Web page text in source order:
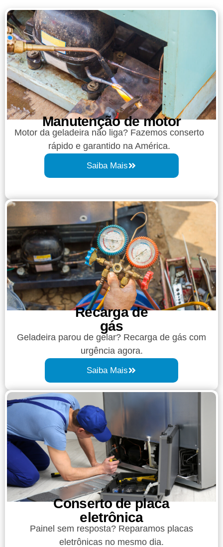
Manutenção de motor
Motor da geladeira não liga? Fazemos conserto
rápido e garantido na América.
Saiba Mais
Recarga de
gás
Geladeira parou de gelar? Recarga de gás com
urgência agora.
Saiba Mais
Conserto de placa
eletrônica
Painel sem resposta? Reparamos placas
eletrônicas no mesmo dia.